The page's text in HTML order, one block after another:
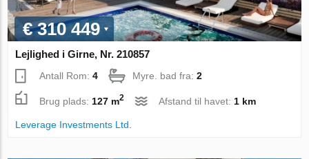
€ 310 449
Lejlighed i Girne, Nr. 210857
Antall Rom:4 Myre. bad fra:2
Brug plads: 127 m2 Afstand til havet: 1 km
Leverage Investments Ltd.